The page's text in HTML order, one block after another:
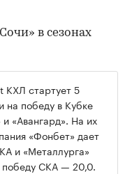
в сезонах
КХЛ стартует 5
на победу в Кубке
«Авангард». На их
«Фонбет» дает
и «Металлурга»
победу СКА — 20,0.